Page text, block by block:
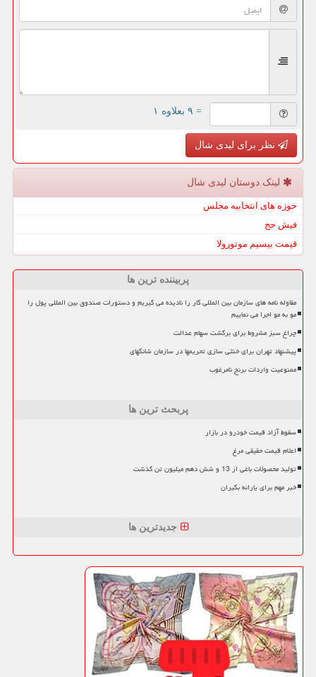
= ۹ بعلاوه ۱
نظر برای لیدی شال
لینک دوستان لیدی شال
حوزه های انتخابیه مجلس
فیش حج
قیمت بیسیم موتورولا
پربیننده ترین ها
مقاوله نامه های سازمان بین المللی کار را نادیده می گیریم و دستورات صندوق بین المللی پول را
مو به مو اجرا می نماییم
چراغ سبز مشروط برای برگشت سهام عدالت
پیشنهاد تهران برای خنثی سازی تحریمها در سازمان شانگهای
ممنوعیت واردات برنج نامرغوب
پربحث ترین ها
سقوط آزاد قیمت خودرو در بازار
اعلام قیمت حقیقی مرغ
تولید محصولات باغی از 13 و شش دهم میلیون تن گذشت
خبر مهم برای یارانه بگیران
جدیدترین ها